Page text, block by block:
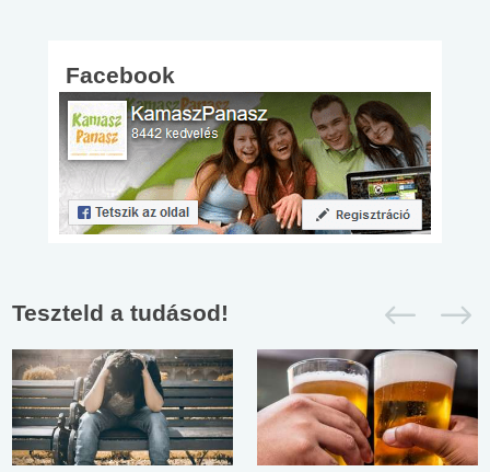
Facebook
Teszteld a tudásod!